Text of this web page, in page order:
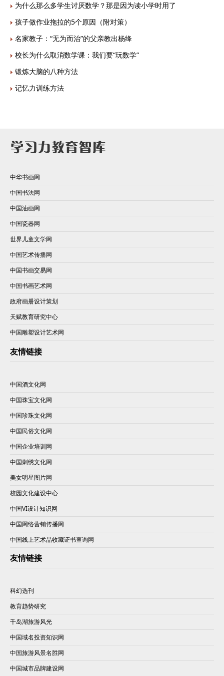
为什么那么多学生讨厌数学？那是因为读小学时用了
孩子做作业拖拉的5个原因（附对策）
名家教子：“无为而治”的父亲教出杨绛
校长为什么取消数学课：我们要“玩数学”
锻炼大脑的八种方法
记忆力训练方法
中华书画网
中国书法网
中国油画网
中国瓷器网
世界儿童文学网
中国艺术传播网
中国书画交易网
中国书画艺术网
政府画册设计策划
天赋教育研究中心
中国雕塑设计艺术网
友情链接
中国酒文化网
中国珠宝文化网
中国珍珠文化网
中国民俗文化网
中国企业培训网
中国刺绣文化网
美女明星图片网
校园文化建设中心
中国VI设计知识网
中国网络营销传播网
中国线上艺术品收藏证书查询网
友情链接
科幻选刊
教育趋势研究
千岛湖旅游风光
中国域名投资知识网
中国旅游风景名胜网
中国城市品牌建设网